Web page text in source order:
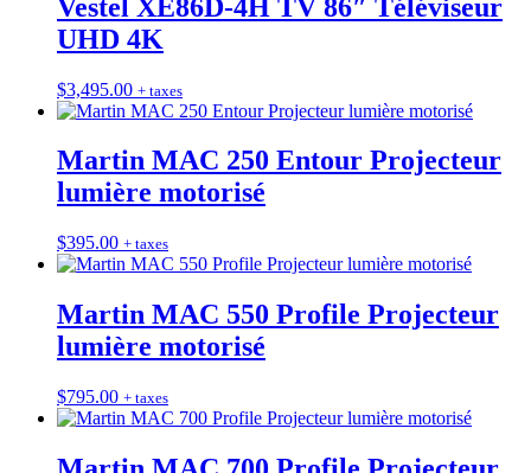
Vestel XE86D-4H TV 86″ Téléviseur
UHD 4K
$3,495.00 + taxes
Martin MAC 250 Entour Projecteur
lumière motorisé
$395.00 + taxes
Martin MAC 550 Profile Projecteur
lumière motorisé
$795.00 + taxes